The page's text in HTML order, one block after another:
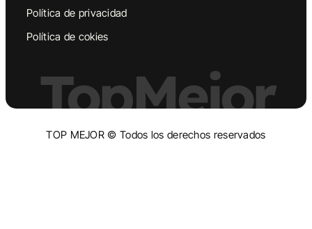
Política de privacidad
Política de cokies
TopMejor
TOP MEJOR © Todos los derechos reservados